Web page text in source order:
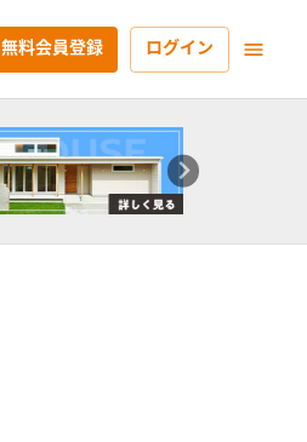
無料会員登録 ログイン